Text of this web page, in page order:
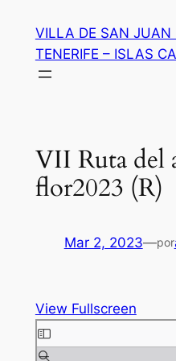
contenido
VILLA DE SAN JUAN
TENERIFE – ISLAS
VII Ruta del
flor2023 (R)
Mar 2, 2023—por
View Fullscreen
Saltar
al